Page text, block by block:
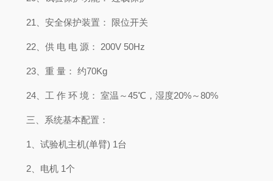
21、安全保护装置： 限位开关
22、供 电 电 源： 200V 50Hz
23、重 量： 约70Kg
24、工 作 环 境： 室温～45℃，湿度20%～80%
三、系统基本配置：
1、试验机主机(单臂) 1台
2、电机 1个